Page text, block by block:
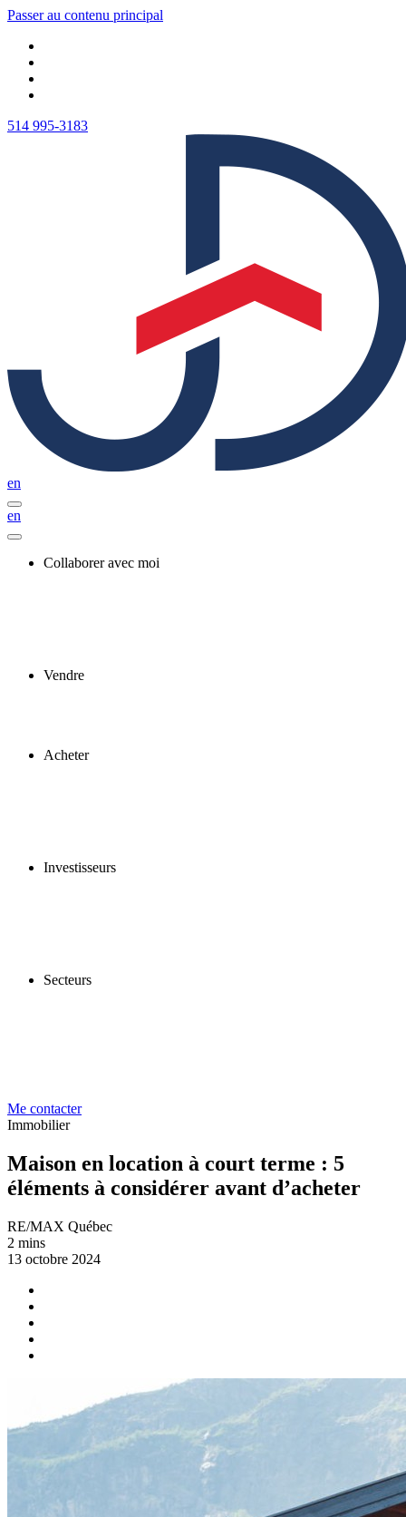
Passer au contenu principal
514 995-3183
en
en
Collaborer avec moi
Vendre
Acheter
Investisseurs
Secteurs
Me contacter
Immobilier
Maison en location à court terme : 5
éléments à considérer avant d’acheter
RE/MAX Québec
2 mins
13 octobre 2024